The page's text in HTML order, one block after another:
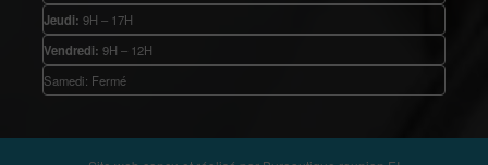
Jeudi: 9H – 17H
Vendredi: 9H – 12H
Samedi: Fermé